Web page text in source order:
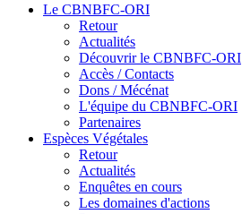
Le CBNBFC-ORI
Retour
Actualités
Découvrir le CBNBFC-ORI
Accès / Contacts
Dons / Mécénat
L'équipe du CBNBFC-ORI
Partenaires
Espèces Végétales
Retour
Actualités
Enquêtes en cours
Les domaines d'actions